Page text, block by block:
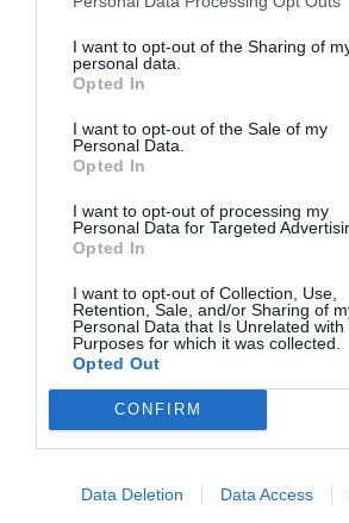
I want to opt-out of the Sharing of
personal data.
Opted In
I want to opt-out of the Sale of my
Personal Data.
Opted In
I want to opt-out of processing my
Personal Data for Targeted
Opted In
I want to opt-out of Collection, Use,
Retention, Sale, and/or Sharing of
Personal Data that Is Unrelated with
Purposes for which it was collected.
Opted Out
CONFIRM
Data Deletion Data Access
αυτούς τους ιδιαίτερους τόπους για να
μας! Το σημερινό άρθρο έχει […]
Μελανούρια με LRF
Στα μέσα της δεκαετίας του ‘90, το
στην Κάλυμνο ήταν κάτι το άγνωστο.